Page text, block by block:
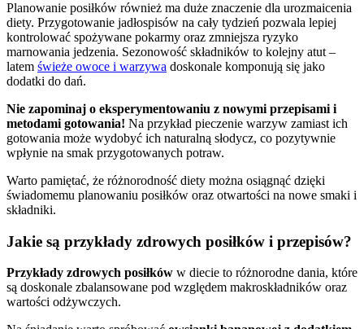
Planowanie posiłków również ma duże znaczenie dla urozmaicenia
diety. Przygotowanie jadłospisów na cały tydzień pozwala lepiej
kontrolować spożywane pokarmy oraz zmniejsza ryzyko
marnowania jedzenia. Sezonowość składników to kolejny atut –
latem świeże owoce i warzywa doskonale komponują się jako
dodatki do dań.
Nie zapominaj o eksperymentowaniu z nowymi przepisami i
metodami gotowania! Na przykład pieczenie warzyw zamiast ich
gotowania może wydobyć ich naturalną słodycz, co pozytywnie
wpłynie na smak przygotowanych potraw.
Warto pamiętać, że różnorodność diety można osiągnąć dzięki
świadomemu planowaniu posiłków oraz otwartości na nowe smaki i
składniki.
Jakie są przykłady zdrowych posiłków i przepisów?
Przykłady zdrowych posiłków w diecie to różnorodne dania, które
są doskonale zbalansowane pod względem makroskładników oraz
wartości odżywczych.